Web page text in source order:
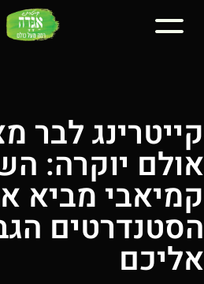
קייטרינג לבר
אולם יוקרה:
קמיאבי מביא
הסטנדרטים
אליכם